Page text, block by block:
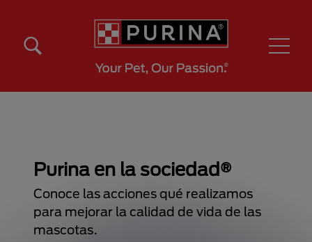
Purina en la sociedad®
Conoce las acciones qué
para mejorar la calidad de vida de